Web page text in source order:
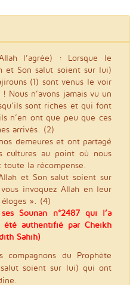
l’agrée) : Lorsque le
et Son salut soient sur lui)
(1) sont venus le voir
Nous n’avons jamais vu un
sont riches et qui font
n’en ont que peu que ces
arrivés. (2)
demeures et ont partagé
cultures au point où nous
toute la récompense.
et Son salut soient sur
invoquez Allah en leur
». (4)
Sounan n°2487 qui l’a
authentifié par Cheikh
Sahih)
compagnons du Prophète
soient sur lui) qui ont